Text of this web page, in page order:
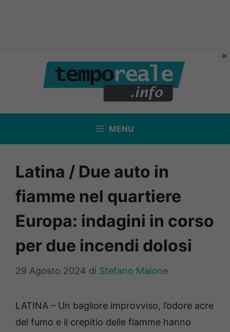
contenuto
MENU
Latina / Due auto in
fiamme nel quartiere
Europa: indagini in corso
per due incendi dolosi
29 Agosto 2024 di Stefano Maione
LATINA – Un bagliore improvviso, l’odore acre
del fumo e il crepitio delle fiamme hanno